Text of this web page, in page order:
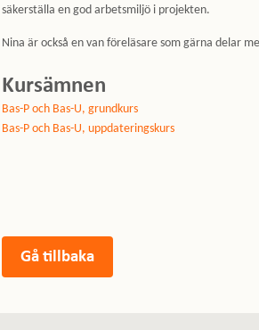
säkerställa en god arbetsmiljö i projekten.
Nina är också en van föreläsare som gärna delar
Kursämnen
Bas-P och Bas-U, grundkurs
Bas-P och Bas-U, uppdateringskurs